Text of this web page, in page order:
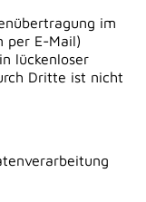
im
per E-Mail)
lückenloser
Dritte ist nicht